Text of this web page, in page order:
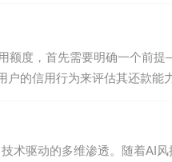
额度，首先需要明确一个前
户的信用行为来评估其还款能
术驱动的多维渗透。随着AI风